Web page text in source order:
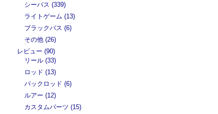
シーバス (339)
ライトゲーム (13)
ブラックバス (6)
その他 (26)
レビュー (90)
リール (33)
ロッド (13)
パックロッド (6)
ルアー (12)
カスタムパーツ (15)